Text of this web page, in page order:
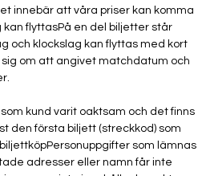
innebär att våra priser kan komma
flyttasPå en del biljetter står
och klockslag kan flyttas med kort
om att angivet matchdatum och
kund varit oaktsam och det finns
den första biljett (streckkod) som
som lämnas
adresser eller namn får inte